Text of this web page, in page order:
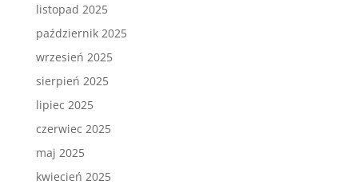
listopad 2025
październik 2025
wrzesień 2025
sierpień 2025
lipiec 2025
czerwiec 2025
maj 2025
kwiecień 2025